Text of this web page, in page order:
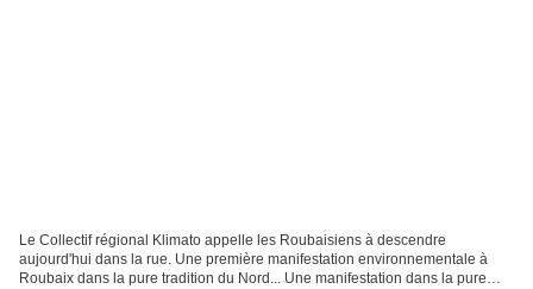
Le Collectif régional Klimato appelle les Roubaisiens à descendre
aujourd'hui dans la rue. Une première manifestation environnementale à
Roubaix dans la pure tradition du Nord... Une manifestation dans la pure